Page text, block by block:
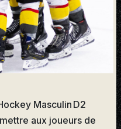
Masculin D2
aux joueurs de